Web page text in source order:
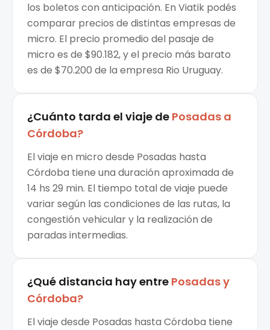
los boletos con anticipación. En Viatik podés
comparar precios de distintas empresas de
micro. El precio promedio del pasaje de
micro es de $90.182, y el precio más barato
es de $70.200 de la empresa Rio Uruguay.
¿Cuánto tarda el viaje de Posadas a
Córdoba?
El viaje en micro desde Posadas hasta
Córdoba tiene una duración aproximada de
14 hs 29 min. El tiempo total de viaje puede
variar según las condiciones de las rutas, la
congestión vehicular y la realización de
paradas intermedias.
¿Qué distancia hay entre Posadasy
Córdoba?
El viaje desde Posadas hasta Córdoba tiene